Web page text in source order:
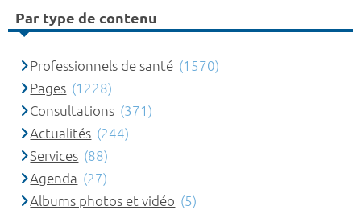
Par type de contenu
Professionnels de santé (1570)
Pages (1228)
Consultations (371)
Actualités (244)
Services (88)
Agenda (27)
Albums photos et vidéo (5)